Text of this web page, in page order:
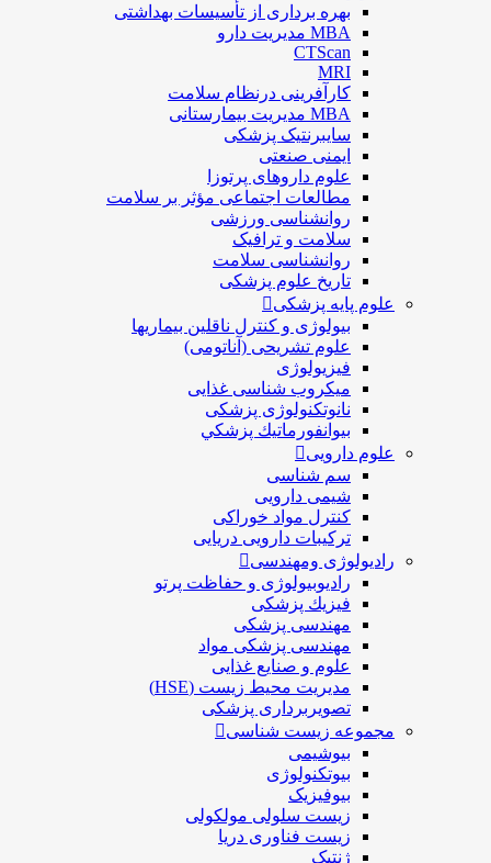
بهره برداری از تأسیسات بهداشتی
MBA مدیریت دارو
CTScan
MRI
کارآفرینی درنظام سلامت
MBA مدیریت بیمارستانی
سایبرنتیک پزشکی
ایمنی صنعتی
علوم داروهای پرتوزا
مطالعات اجتماعی مؤثر بر سلامت
روانشناسی ورزشی
سلامت و ترافیک
روانشناسی سلامت
تاریخ علوم پزشکی
علوم پایه پزشکی
بیولوژی و کنترل ناقلین بیماریها
علوم تشریحی (آناتومی)
فیزیولوژی
ميكروب شناسی غذایی
نانوتکنولوژی پزشکی
بيوانفورماتيك پزشكي
علوم دارویی
سم شناسی
شیمی دارویی
کنترل مواد خوراکی
ترکیبات دارویی دریایی
رادیولوژی ومهندسی
رادیوبیولوژی و حفاظت پرتو
فيزيك پزشکی
مهندسی پزشکی
مهندسی پزشکی مواد
علوم و صنايع غذایی
مدیریت محیط زیست (HSE)
تصویربرداری پزشکی
مجموعه زیست شناسی
بیوشیمی
بیوتکنولوژی
بیوفیزیک
زیست سلولی مولکولی
زیست فناوری دریا
ژنتیک